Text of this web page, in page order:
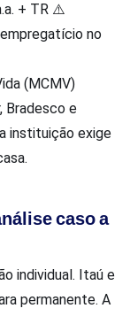
+ TR ⚠️
no
(MCMV)
Bradesco e
instituição exige
caso a
individual. Itaú e
permanente. A